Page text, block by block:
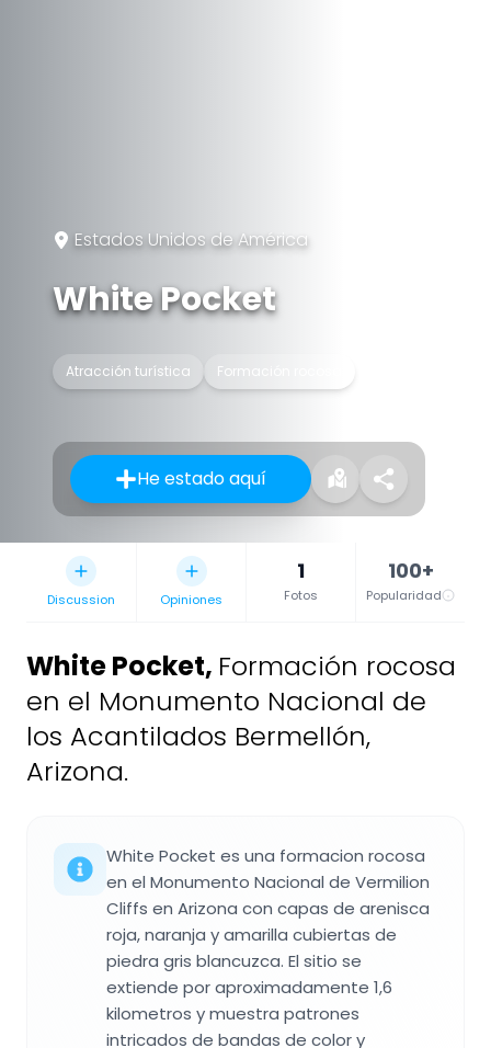
Estados Unidos de América
White Pocket
Atracción turística Formación rocosa
He estado aquí
Discussion Opiniones
1
Fotos
100+
Popularidad
White Pocket, Formación rocosa
en el Monumento Nacional de
los Acantilados Bermellón,
Arizona.
White Pocket es una formacion rocosa
en el Monumento Nacional de Vermilion
Cliffs en Arizona con capas de arenisca
roja, naranja y amarilla cubiertas de
piedra gris blancuzca. El sitio se
extiende por aproximadamente 1,6
kilometros y muestra patrones
intricados de bandas de color y